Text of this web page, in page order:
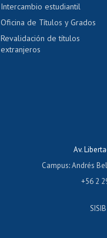
Mi Uchile
Intercambio estudiantil
Oficina de Títulos y Grados
Revalidación de títulos
extranjeros
Av.
Campus:Andrés
+56 2
SISIB